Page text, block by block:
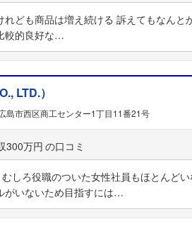
れども商品は増え続ける 訴えてもなんと
較的良好な…
LTD.）
島市西区商工センター1丁目11番21号
300万円
しろ役職のついた女性社員もほとんど
がいないため目指すには…